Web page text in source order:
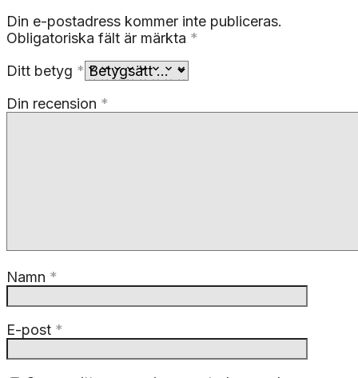
Din e-postadress kommer inte publiceras.
Obligatoriska fält är märkta *
Ditt betyg *
Din recension *
Namn *
E-post *